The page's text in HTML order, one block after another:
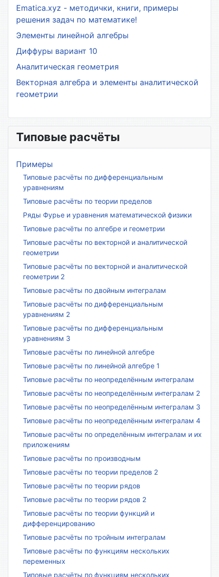
Ematica.xyz - методички, книги, примеры
решения задач по математике!
Элементы линейной алгебры
Диффуры вариант 10
Аналитическая геометрия
Векторная алгебра и элементы аналитической
геометрии
Типовые расчёты
Примеры
Типовые расчёты по дифференциальным
уравнениям
Типовые расчёты по теории пределов
Ряды Фурье и уравнения математической физики
Типовые расчёты по алгебре и геометрии
Типовые расчёты по векторной и аналитической
геометрии
Типовые расчёты по векторной и аналитической
геометрии 2
Типовые расчёты по двойным интегралам
Типовые расчёты по дифференциальным
уравнениям 2
Типовые расчёты по дифференциальным
уравнениям 3
Типовые расчёты по линейной алгебре
Типовые расчёты по линейной алгебре 1
Типовые расчёты по неопределённым интегралам
Типовые расчёты по неопределённым интегралам 2
Типовые расчёты по неопределённым интегралам 3
Типовые расчёты по неопределённым интегралам 4
Типовые расчёты по определённым интегралам и их
приложениям
Типовые расчёты по производным
Типовые расчёты по теории пределов 2
Типовые расчёты по теории рядов
Типовые расчёты по теории рядов 2
Типовые расчёты по теории функций и
дифференцированию
Типовые расчёты по тройным интегралам
Типовые расчёты по функциям нескольких
переменных
Типовые расчёты по функциям нескольких